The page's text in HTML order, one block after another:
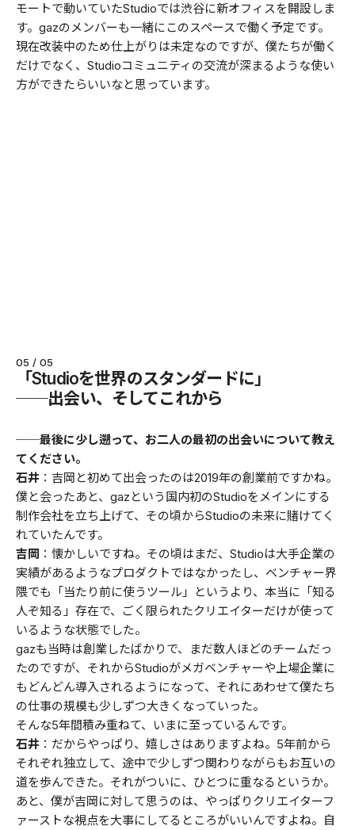
モートで動いていたStudioでは渋谷に新オフィスを開設しま
す。gazのメンバーも一緒にこのスペースで働く予定です。
現在改装中のため仕上がりは未定なのですが、僕たちが働く
だけでなく、Studioコミュニティの交流が深まるような使い
方ができたらいいなと思っています。
05 / 05
「Studioを世界のスタンダードに」
──出会い、そしてこれから
──最後に少し遡って、お二人の最初の出会いについて教え
てください。
石井 ：吉岡と初めて出会ったのは2019年の創業前ですかね。
僕と会ったあと、gazという国内初のStudioをメインにする
制作会社を立ち上げて、その頃からStudioの未来に賭けてく
れていたんです。
吉岡 ：懐かしいですね。その頃はまだ、Studioは大手企業の
実績があるようなプロダクトではなかったし、ベンチャー界
隈でも「当たり前に使うツール」というより、本当に「知る
人ぞ知る」存在で、ごく限られたクリエイターだけが使って
いるような状態でした。
gazも当時は創業したばかりで、まだ数人ほどのチームだっ
たのですが、それからStudioがメガベンチャーや上場企業に
もどんどん導入されるようになって、それにあわせて僕たち
の仕事の規模も少しずつ大きくなっていった。
そんな5年間積み重ねて、いまに至っているんです。
石井 ：だからやっぱり、嬉しさはありますよね。5年前から
それぞれ独立して、途中で少しずつ関わりながらもお互いの
道を歩んできた。それがついに、ひとつに重なるというか。
あと、僕が吉岡に対して思うのは、やっぱりクリエイターフ
ァーストな視点を大事にしてるところがいいんですよね。自